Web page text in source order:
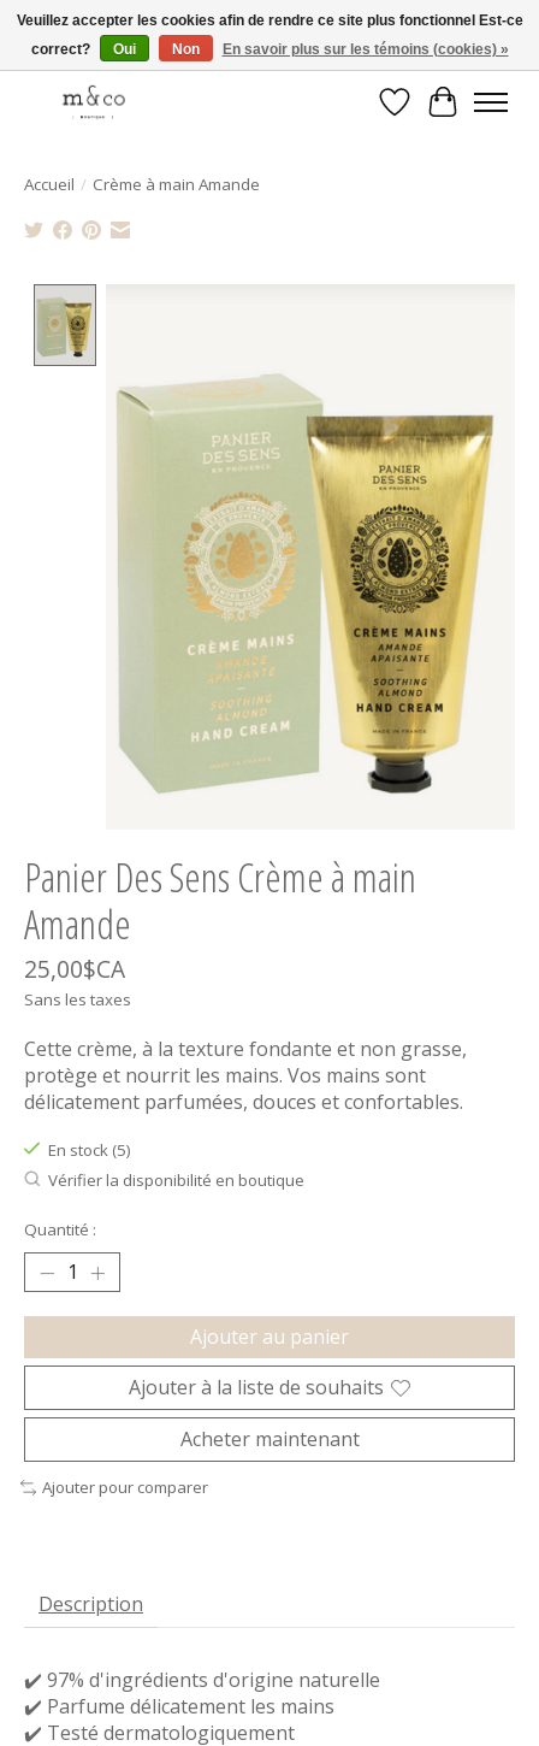
Livraison gratuite avec tout achat de 250$ et plus
Liste dePanier
Accueil / Crème à main Amande
Panier Des Sens Crème à main
Amande
25,00$CA
Sans les taxes
Cette crème, à la texture fondante et non grasse,
protège et nourrit les mains. Vos mains sont
délicatement parfumées, douces et confortables.
En stock (5)
Vérifier la disponibilité en boutique
Quantité :
Ajouter au panier
Ajouter à la liste de souhaits
Acheter maintenant
Ajouter pour comparer
Description
✔️ 97% d'ingrédients d'origine naturelle
✔️ Parfume délicatement les mains
✔️ Testé dermatologiquement
Veuillez accepter les cookies afin de rendre ce site plus fonctionnel Est-ce
correct?
Oui Non En savoir plus sur les témoins (cookies) »